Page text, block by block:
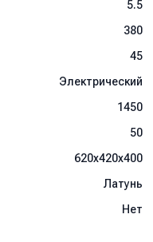
управления (опция).
IP 65.
5.5
380
45
Электрический
1450
50
620х420х400
Латунь
Нет